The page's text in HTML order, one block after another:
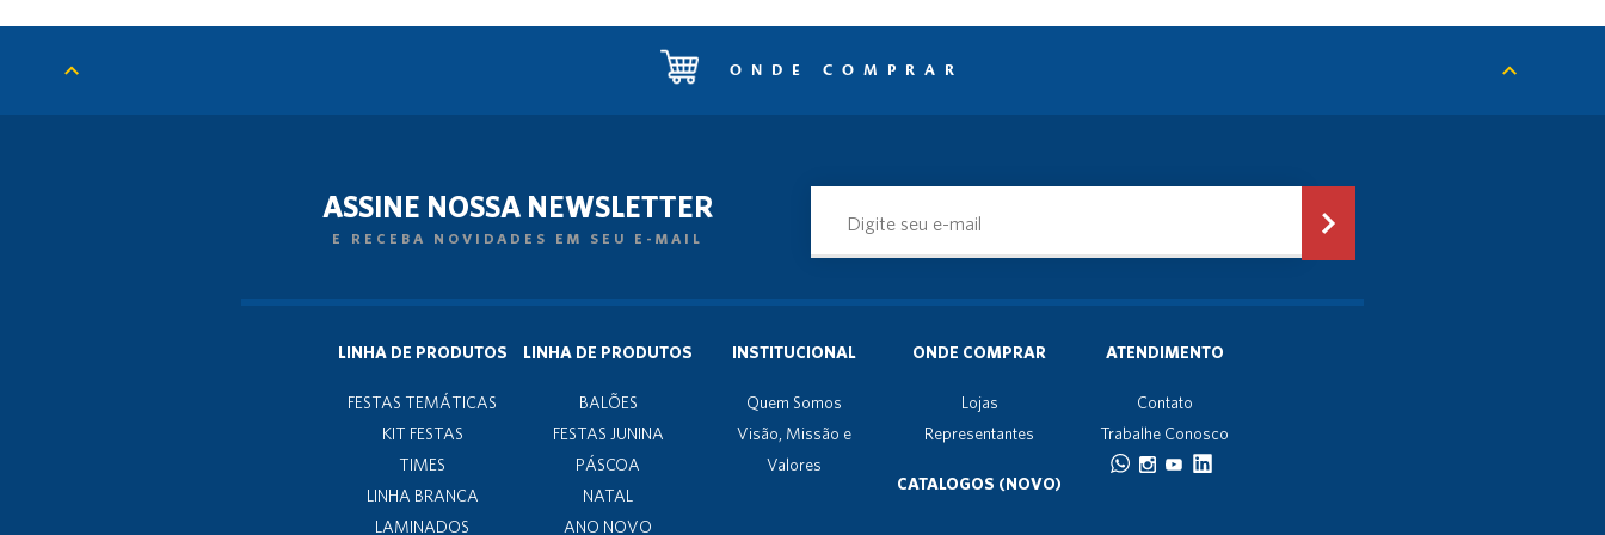
ONDE COMPRAR
ASSINE NOSSA NEWSLETTER
E RECEBA NOVIDADES EM SEU E-MAIL
LINHA DE PRODUTOS
FESTAS TEMÁTICAS
KIT FESTAS
TIMES
LINHA BRANCA
LAMINADOS
LINHA DE PRODUTOS
BALÕES
FESTAS JUNINA
PÁSCOA
NATAL
ANO NOVO
INSTITUCIONAL
Quem Somos
Visão, Missão e
Valores
ONDE COMPRAR
Lojas
Representantes
ATENDIMENTO
Contato
Trabalhe Conosco
CATALOGOS (NOVO)